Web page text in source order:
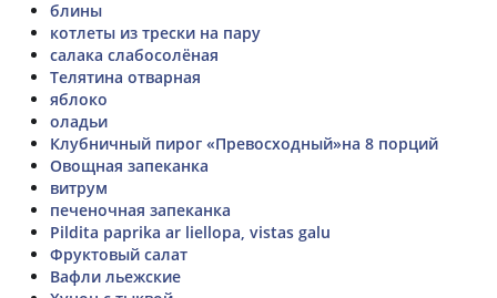
блины
котлеты из трески на пару
салака слабосолёная
Телятина отварная
яблоко
оладьи
Клубничный пирог «Превосходный»на 8 порций
Овощная запеканка
витрум
печеночная запеканка
Pildita paprika ar liellopa, vistas galu
Фруктовый салат
Вафли льежские